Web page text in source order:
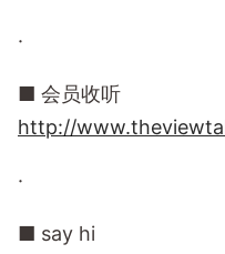
·
■ 会员收听
http://
·
■ say hi